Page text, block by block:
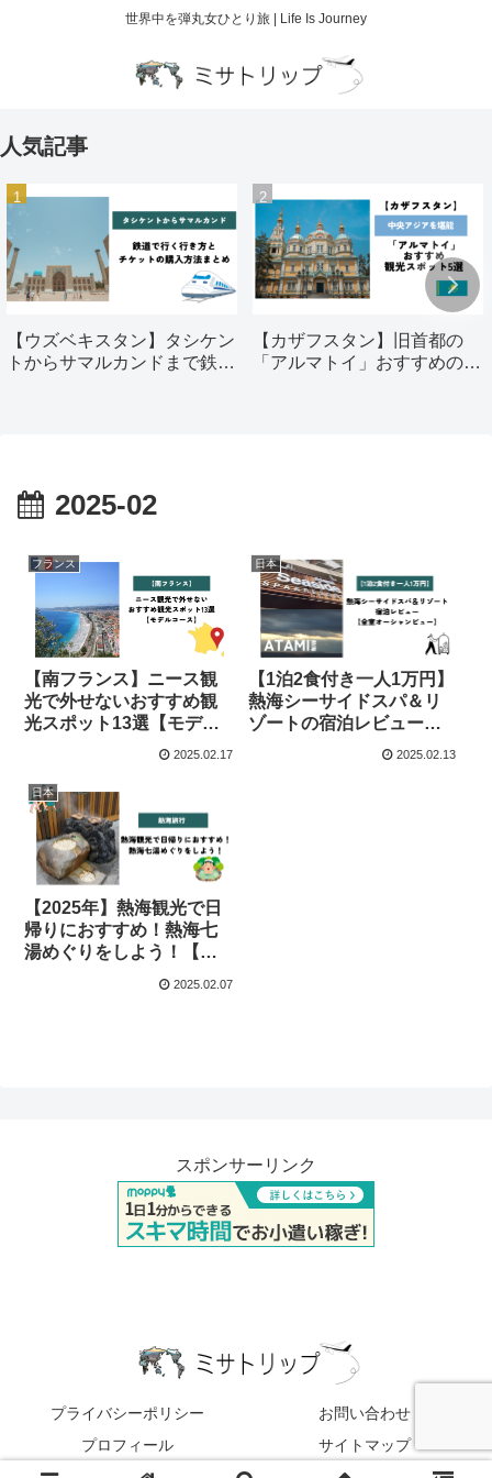
世界中を弾丸女ひとり旅 | Life Is Journey
人気記事
【ウズベキスタン】タシケン
トからサマルカンドまで鉄道
【カザフスタン】旧首都の
「アルマトイ」おすすめの観
2025-02
フランス
【南フランス】ニース観
光で外せないおすすめ観
光スポット13選【モデル
2025.02.17
日本
【1泊2食付き一人1万円】
熱海シーサイドスパ＆リ
ゾートの宿泊レビュー
【全室オーシャンビュ
2025.02.13
日本
【2025年】熱海観光で日
帰りにおすすめ！熱海七
湯めぐりをしよう！【静
2025.02.07
スポンサーリンク
プライバシーポリシー
お問い合わせ
プロフィール
サイトマップ